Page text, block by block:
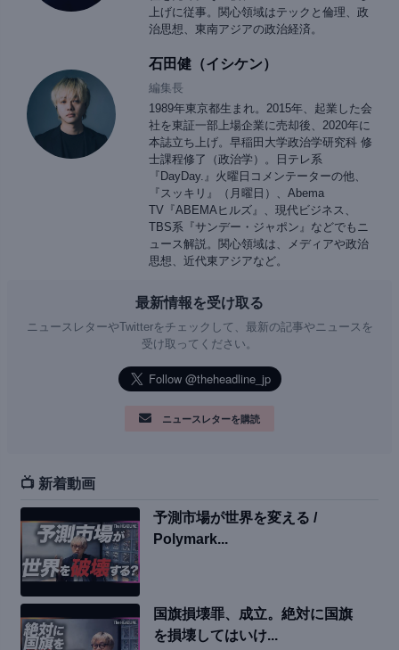
上げに従事。関心領域はテックと倫理、政
治思想、東南アジアの政治経済。
石田健（イシケン）
編集長
1989年東京都生まれ。2015年、起業した会
社を東証一部上場企業に売却後、2020年に
本誌立ち上げ。早稲田大学政治学研究科 修
士課程修了（政治学）。日テレ系
『DayDay.』火曜日コメンテーターの他、
『スッキリ』（月曜日）、Abema
TV『ABEMAヒルズ』、現代ビジネス、
TBS系『サンデー・ジャポン』などでもニ
ュース解説。関心領域は、メディアや政治
思想、近代東アジアなど。
最新情報を受け取る
ニュースレターやTwitterをチェックして、最新の記事やニュースを
受け取ってください。
ニュースレターを購読
📺 新着動画
予測市場が世界を変える /
Polymark...
国旗損壊罪、成立。絶対に国旗
を損壊してはいけ...